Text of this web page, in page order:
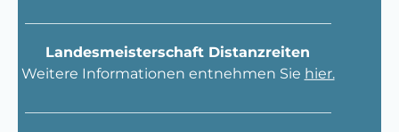
Landesmeisterschaft Distanzreiten
Weitere Informationen entnehmen Sie hier.